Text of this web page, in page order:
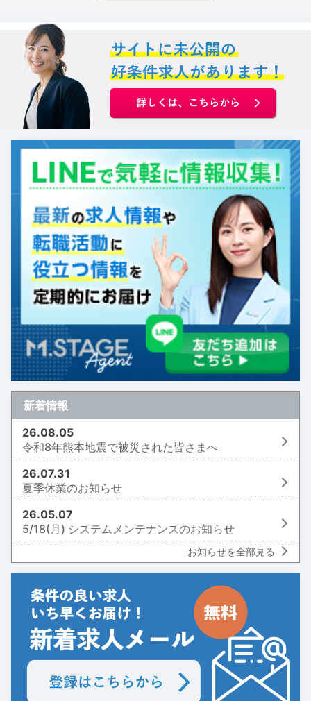
新着情報
26.08.05
令和8年熊本地震で被災された皆さまへ
26.07.31
夏季休業のお知らせ
26.05.07
5/18(月) システムメンテナンスのお知らせ
お知らせを全部見る